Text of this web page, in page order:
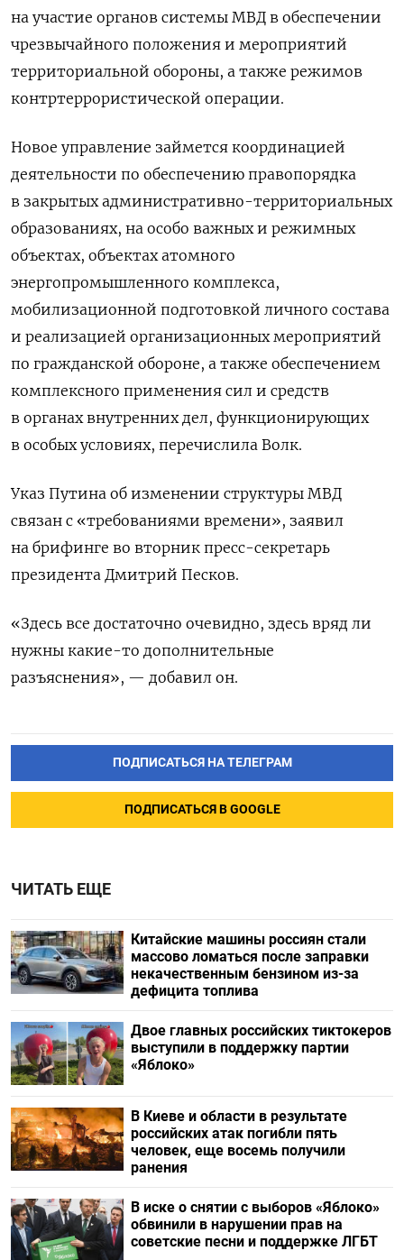
на участие органов системы МВД в обеспечении
чрезвычайного положения и мероприятий
территориальной обороны, а также режимов
контртеррористической операции.
Новое управление займется координацией
деятельности по обеспечению правопорядка
в закрытых административно-территориальных
образованиях, на особо важных и режимных
объектах, объектах атомного
энергопромышленного комплекса,
мобилизационной подготовкой личного состава
и реализацией организационных мероприятий
по гражданской обороне, а также обеспечением
комплексного применения сил и средств
в органах внутренних дел, функционирующих
в особых условиях, перечислила Волк.
Указ Путина об изменении структуры МВД
связан с «требованиями времени», заявил
на брифинге во вторник пресс-секретарь
президента Дмитрий Песков.
«Здесь все достаточно очевидно, здесь вряд ли
нужны какие-то дополнительные
разъяснения», — добавил он.
ПОДПИСАТЬСЯ НА ТЕЛЕГРАМ
ПОДПИСАТЬСЯ В GOOGLE
ЧИТАТЬ ЕЩЕ
Китайские машины россиян стали
массово ломаться после заправки
некачественным бензином из-за
дефицита топлива
Двое главных российских тиктокеров
выступили в поддержку партии
«Яблоко»
В Киеве и области в результате
российских атак погибли пять
человек, еще восемь получили
ранения
В иске о снятии с выборов «Яблоко»
обвинили в нарушении прав на
советские песни и поддержке ЛГБТ